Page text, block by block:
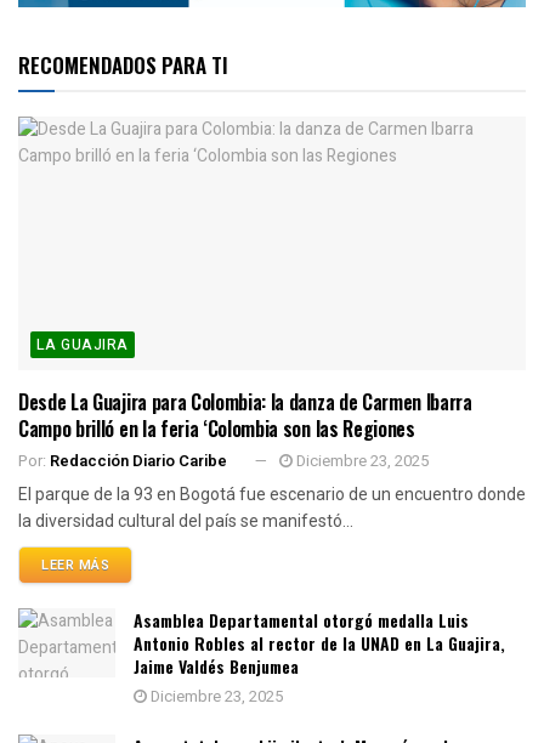
RECOMENDADOS PARA TI
LA GUAJIRA
Desde La Guajira para Colombia: la danza de Carmen Ibarra
Campo brilló en la feria ‘Colombia son las Regiones
Por: Redacción Diario Caribe Diciembre 23, 2025
El parque de la 93 en Bogotá fue escenario de un encuentro donde
la diversidad cultural del país se manifestó...
LEER MÁS
Asamblea Departamental otorgó medalla Luis
Antonio Robles al rector de la UNAD en La Guajira,
Jaime Valdés Benjumea
Diciembre 23, 2025